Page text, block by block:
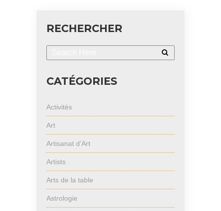
RECHERCHER
CATÉGORIES
Activités
Art
Artisanat d’Art
Artists
Arts de la table
Astrologie